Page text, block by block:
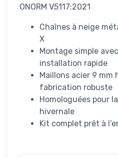
ONORM V5117:2021
Chaînes à neige
X
Montage simple
installation rapide
Maillons acier 9 mm
fabrication robuste
Homologuées pour
hivernale
Kit complet prêt à